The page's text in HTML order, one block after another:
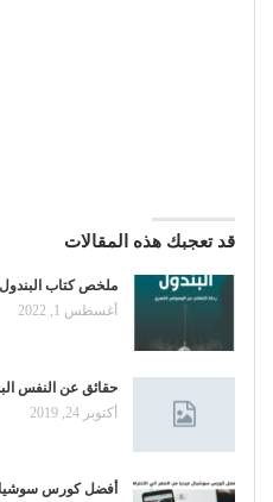
قد تعجبك هذه المقالات
ملخص كتاب البندول
أغسطس 1, 2022
حقائق عن النفس
أكتوبر 24, 2019
أفضل كورس